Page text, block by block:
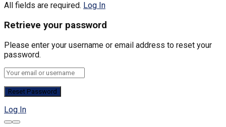
All fields are required. Log In
Retrieve your password
Please enter your username or email address to reset your
password.
Log In